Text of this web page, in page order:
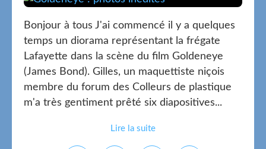
Bonjour à tous J'ai commencé il y a quelques
temps un diorama représentant la frégate
Lafayette dans la scène du film Goldeneye
(James Bond). Gilles, un maquettiste niçois
membre du forum des Colleurs de plastique
m'a très gentiment prêté six diapositives...
Lire la suite